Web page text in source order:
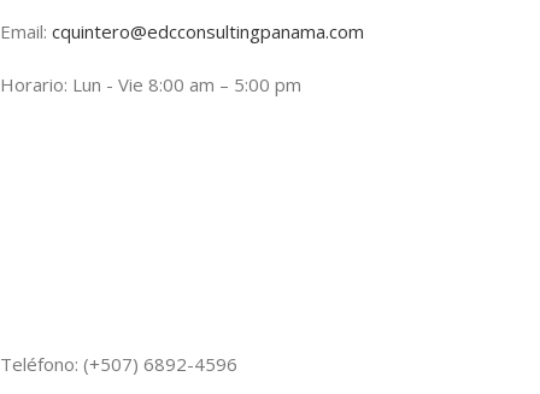
Email: cquintero@edcconsultingpanama.com
Horario: Lun - Vie 8:00 am – 5:00 pm
Teléfono: (+507) 6892-4596